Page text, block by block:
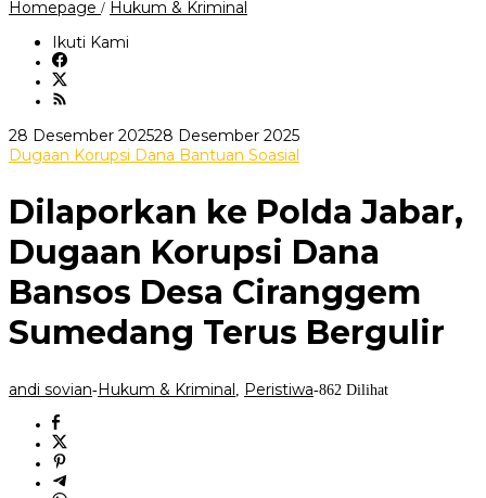
Homepage / Hukum & Kriminal
Bansos
Desa
Ciranggem
Terus
Bergulir
Ikuti Kami
28 Desember 202528 Desember 2025oleh
andi
Dugaan Korupsi Dana Bantuan Soasial
‎Dilaporkan ke Polda Jabar,
Dugaan Korupsi Dana
Bansos Desa Ciranggem
Sumedang Terus Bergulir
andi sovian-Hukum & Kriminal, Peristiwa-862 Dilihat